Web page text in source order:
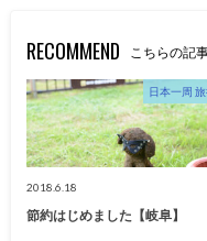
RECOMMEND こちらの記
日本一周
2018.6.18
節約はじめました【岐阜】